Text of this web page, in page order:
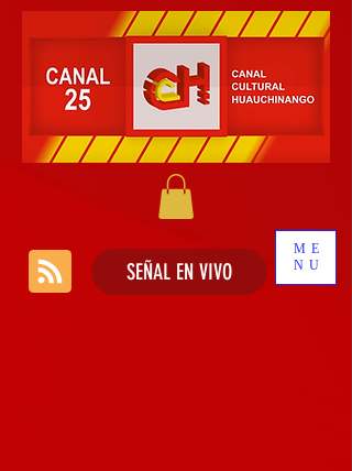
ME
NU
SEÑAL EN VIVO